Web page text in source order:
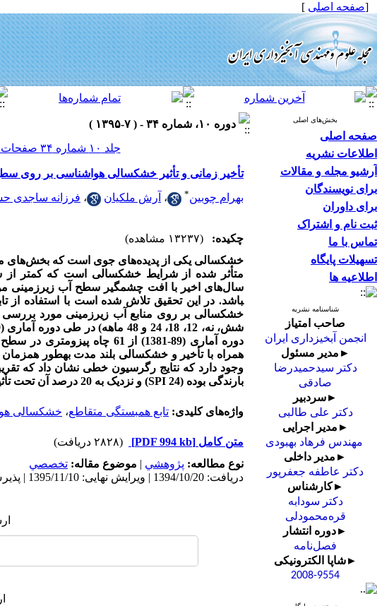
[صفحه اصلی ]
بخش‌های اصلی
صفحه اصلی
اطلاعات نشریه
آرشیو مجله و مقالات
برای نویسندگان
برای داوران
ثبت نام و اشتراک
تماس با ما
تسهیلات پایگاه
اطلاعیه ها
شناسنامه نشریه
صاحب امتیاز
انجمن آبخیزداری ایران
►مدیر مسئول
دکتر سیدحمیدرضا
صادقی
►سردبیر
دکتر علی طالبی
►مدیر اجرایی
مهندس فرهاد بهبودی
►مدیر داخلی
دکتر عاطفه جعفرپور
►کارشناس
دکتر سودابه
قره‌محمودلی
►دوره انتشار
فصل‌نامه
►شاپا الکترونیکی
2008-9554
دوره ۱۰، شماره ۳۴ - ( ۷-۱۳۹۵ )
جلد ۱۰ شماره ۳۴ صفحات ۴۲-۳۵
تأخیر زمانی و تأثیر خشکسالی هواشناسی بر روی
بهرام چوبین* ، آرش ملکیان ، فرزانه ساجدی
چکیده:
(۱۳۲۳۷ مشاهده)
خشکسالی یکی از پدیده‌های جوی است که بخشهای
متأثر شده از شرایط خشکسالی است که کمتر
سالهای اخیر با افت چشمگیر سطح آب زیرزمینی
باشد. در این تحقیق تلاش شده است با استفاده از
خشکسالی بر روی منابع آب زیرزمینی مورد بررسی
شش، نه، 12، 18، 24 و 48 ماهه) در طی دوره آماری (89-1364) محاسبه شد، همچنین شاخص منابع آب زیرزمینی
دوره آماری (89-1381) از
همراه با تأخیر و خشکسالی بلند مدت به­طور همزمان
بارندگی بوده (
SPI 24
) و نزدیک به 20 درصد آن تحت تأثیر سایر موارد می
واژه‌های کلیدی: تابع همبستگی متقاطع، خشکسالی
متن کامل [PDF 994 kb]
(۲۸۲۸ دریافت)
نوع مطالعه: پژوهشي | موضوع مقاله: تخصصي
دریافت: 1394/10/20 | ویرایش نهایی: 1395/11/10 | پذیرش: 1395/5/12 | انتشار: 1395/6/31 | انتشار الکترونیک: 1395/6/31